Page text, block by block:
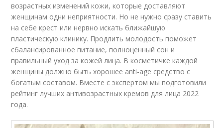
возрастных изменений кожи, которые доставляют
женщинам одни неприятности. Но не нужно сразу ставить
на себе крест или нервно искать ближайшую
пластическую клинику. Продлить молодость поможет
сбалансированное питание, полноценный сон и
правильный уход за кожей лица. В косметичке каждой
женщины должно быть хорошее anti-age средство с
богатым составом. Вместе с экспертом мы подготовили
рейтинг лучших антивозрастных кремов для лица 2022
года.